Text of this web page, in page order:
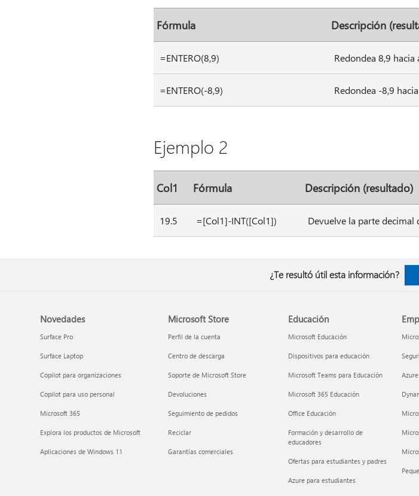
Fórmula Descripción
=ENTERO(8,9) Redondea 8,9 hacia
=ENTERO(-8,9) Redondea -8,9
Ejemplo 2
Col1 Fórmula Descripción (resultado)
19.5 =[Col1]-INT([Col1]) Devuelve la parte
¿Te resultó útil esta información?
Novedades
Surface Pro
Surface Laptop
Copilot para organizaciones
Copilot para uso personal
Microsoft 365
Explora los productos de Microsoft
Aplicaciones de Windows 11
Microsoft Store
Perfil de la cuenta
Centro de descarga
Soporte de Microsoft Store
Devoluciones
Seguimiento de pedidos
Reciclar
Garantías comerciales
Educación
Microsoft Educación
Dispositivos para educación
Microsoft Teams para Educación
Microsoft 365 Educación
Office Educación
Formación y desarrollo de
educadores
Ofertas para estudiantes y padres
Azure para estudiantes
Azure